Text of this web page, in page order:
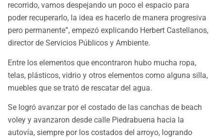
recorrido, vamos despejando un poco el espacio para
poder recuperarlo, la idea es hacerlo de manera progresiva
pero permanente”, empezó explicando Herbert Castellanos,
director de Servicios Públicos y Ambiente.
Entre los elementos que encontraron hubo mucha ropa,
telas, plásticos, vidrio y otros elementos como alguna silla,
muebles que se trató de rescatar del agua.
Se logró avanzar por el costado de las canchas de beach
voley y avanzaron desde calle Piedrabuena hacia la
autovía, siempre por los costados del arroyo, logrando